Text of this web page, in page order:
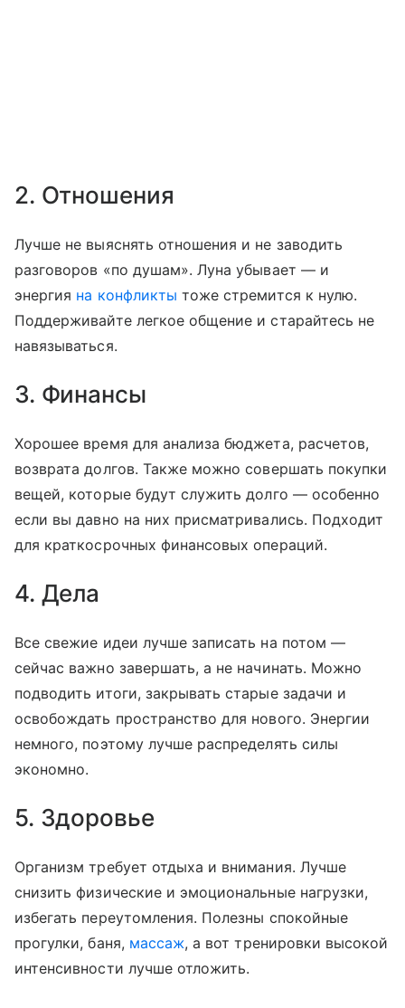
2. Отношения
Лучше не выяснять отношения и не заводить
разговоров «по душам». Луна убывает — и
энергия на конфликты тоже стремится к нулю.
Поддерживайте легкое общение и старайтесь не
навязываться.
3. Финансы
Хорошее время для анализа бюджета, расчетов,
возврата долгов. Также можно совершать покупки
вещей, которые будут служить долго — особенно
если вы давно на них присматривались. Подходит
для краткосрочных финансовых операций.
4. Дела
Все свежие идеи лучше записать на потом —
сейчас важно завершать, а не начинать. Можно
подводить итоги, закрывать старые задачи и
освобождать пространство для нового. Энергии
немного, поэтому лучше распределять силы
экономно.
5. Здоровье
Организм требует отдыха и внимания. Лучше
снизить физические и эмоциональные нагрузки,
избегать переутомления. Полезны спокойные
прогулки, баня, массаж, а вот тренировки высокой
интенсивности лучше отложить.